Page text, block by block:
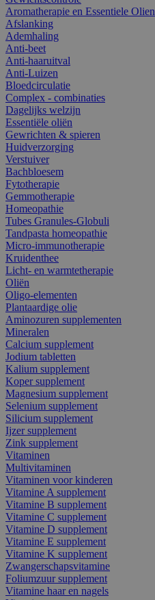
Aromatherapie en Essentiele Olien
Afslanking
Ademhaling
Anti-beet
Anti-haaruitval
Anti-Luizen
Bloedcirculatie
Complex - combinaties
Dagelijks welzijn
Essentiële oliën
Gewrichten & spieren
Huidverzorging
Verstuiver
Bachbloesem
Fytotherapie
Gemmotherapie
Homeopathie
Tubes Granules-Globuli
Tandpasta homeopathie
Micro-immunotherapie
Kruidenthee
Licht- en warmtetherapie
Oliën
Oligo-elementen
Plantaardige olie
Aminozuren supplementen
Mineralen
Calcium supplement
Jodium tabletten
Kalium supplement
Koper supplement
Magnesium supplement
Selenium supplement
Silicium supplement
Ijzer supplement
Zink supplement
Vitaminen
Multivitaminen
Vitaminen voor kinderen
Vitamine A supplement
Vitamine B supplement
Vitamine C supplement
Vitamine D supplement
Vitamine E supplement
Vitamine K supplement
Zwangerschapsvitamine
Foliumzuur supplement
Vitamine haar en nagels